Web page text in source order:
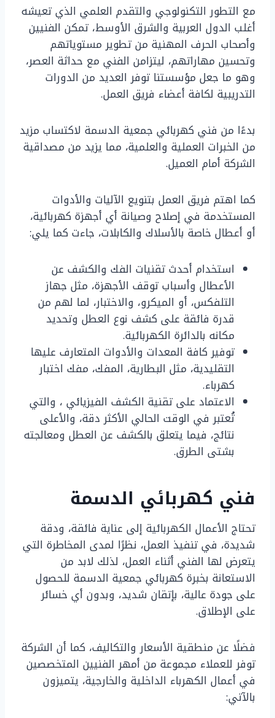
مع التطور التكنولوجي والتقدم العلمي الذي تعيشه
أغلب الدول العربية والشرق الأوسط، تمكن الفنيين
وأصحاب الحرف المهنية من تطوير مستوياتهم
وتحسين مهاراتهم، ليتزامن الفني مع حداثة العصر،
وهو ما جعل مؤسستنا توفر العديد من الدورات
التدريبية لكافة أعضاء فريق العمل.
بدءًا من فني كهربائي جمعية الدسمة لاكتساب مزيد
من الخبرات العملية والعلمية، مما يزيد من مصداقية
الشركة أمام العميل.
كما اهتم فريق العمل بتنويع الآليات والأدوات
المستخدمة في إصلاح وصيانة أي أجهزة كهربائية،
أو أعطال خاصة بالأسلاك والكابلات، جاءت كما يلي:
استخدام أحدث تقنيات الفك والكشف عن
الأعطال وأسباب توقف الأجهزة، مثل جهاز
التلفكس، أو الميكرو، والاختبار، لما لهم من
قدرة فائقة على كشف نوع العطل وتحديد
مكانه بالدائرة الكهربائية.
توفير كافة المعدات والأدوات المتعارف عليها
التقليدية، مثل البطارية، المفك، مفك اختبار
كهرباء.
الاعتماد على تقنية الكشف الفيزيائي ، والتي
تُعتبر في الوقت الحالي الأكثر دقة، والأعلى
نتائج، فيما يتعلق بالكشف عن العطل ومعالجته
بشتى الطرق.
فني كهربائي الدسمة
تحتاج الأعمال الكهربائية إلى عناية فائقة، ودقة
شديدة، في تنفيذ العمل، نظرًا لمدى المخاطرة التي
يتعرض لها الفني أثناء العمل، لذلك لابد من
الاستعانة بخبرة كهربائي جمعية الدسمة للحصول
على جودة عالية، بإتقان شديد، وبدون أي خسائر
على الإطلاق.
فضلًا عن منطقية الأسعار والتكاليف، كما أن الشركة
توفر للعملاء مجموعة من أمهر الفنيين المتخصصين
في أعمال الكهرباء الداخلية والخارجية، يتميزون
بالآتي: